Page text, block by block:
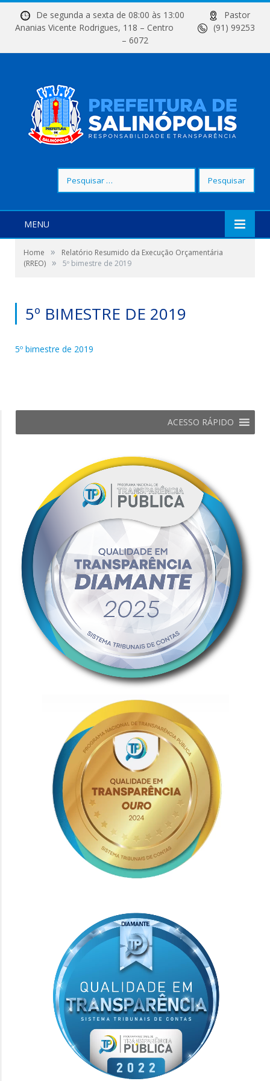
De segunda a sexta de 08:00 às 13:00
Pastor
Ananias Vicente Rodrigues, 118 – Centro
(91) 99253
– 6072
por:
MENU
Home »
Relatório Resumido da Execução Orçamentária
(RREO) » 5º bimestre de 2019
5º BIMESTRE DE 2019
5º bimestre de 2019
ACESSO RÁPIDO